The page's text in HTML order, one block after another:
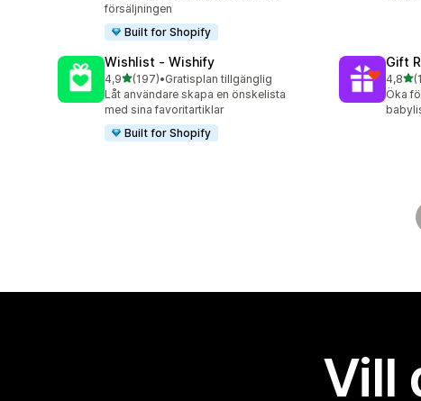
försäljningen
Built for Shopify
Wishlist ‑ Wishify
4,9av 5 stjärnor
(197)
197 recensioner totalt
•Gratisplan tillgänglig
Låt användare skapa en önskelista
med sina favoritartiklar
Built for Shopify
Gift
4,8av
180
Öka
Vill